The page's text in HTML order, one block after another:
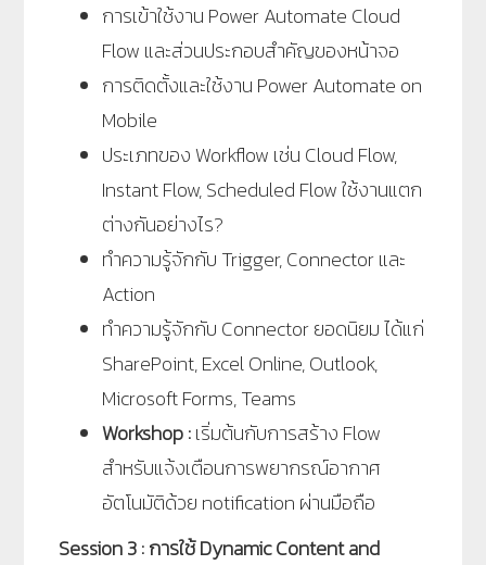
การเข้าใช้งาน Power Automate Cloud
Flow และส่วนประกอบสำคัญของหน้าจอ
การติดตั้งและใช้งาน Power Automate on
Mobile
ประเภทของ Workflow เช่น Cloud Flow,
Instant Flow, Scheduled Flow ใช้งานแตก
ต่างกันอย่างไร?
ทำความรู้จักกับ Trigger, Connector และ
Action
ทำความรู้จักกับ Connector ยอดนิยม ได้แก่
SharePoint, Excel Online, Outlook,
Microsoft Forms, Teams
Workshop :เริ่มต้นกับการสร้าง Flow
สำหรับแจ้งเตือนการพยากรณ์อากาศ
อัตโนมัติด้วย notification ผ่านมือถือ
Session 3 : การใช้ Dynamic Content and